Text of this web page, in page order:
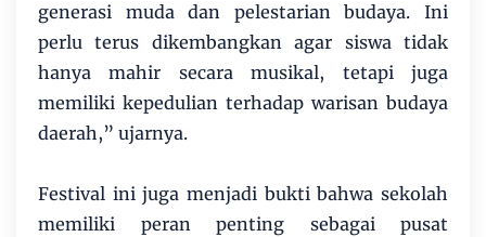
generasi muda dan pelestarian budaya. Ini
perlu terus dikembangkan agar siswa tidak
hanya mahir secara musikal, tetapi juga
memiliki kepedulian terhadap warisan budaya
daerah,” ujarnya.
Festival ini juga menjadi bukti bahwa sekolah
memiliki peran penting sebagai pusat